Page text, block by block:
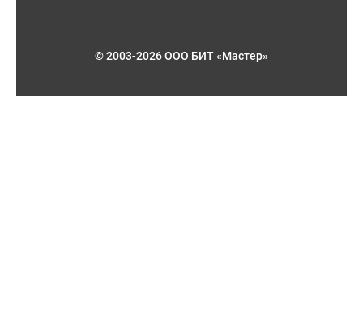
© 2003-2026 ООО БИТ «Мастер»